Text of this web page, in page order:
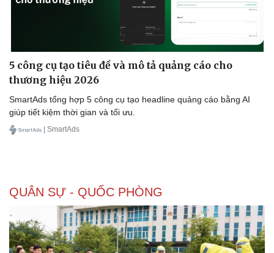
5 công cụ tạo tiêu đề và mô tả quảng cáo cho
thương hiệu 2026
SmartAds tổng hợp 5 công cụ tạo headline quảng cáo bằng AI
giúp tiết kiệm thời gian và tối ưu.
| SmartAds
QUÂN SỰ - QUỐC PHÒNG